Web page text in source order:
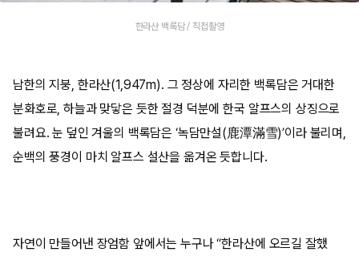
한라산 백록담 / 직접촬영
남한의 지붕, 한라산(1,947m). 그 정상에 자리한 백록담은 거대한
분화호로, 하늘과 맞닿은 듯한 절경 덕분에 한국 알프스의 상징으로
불려요. 눈 덮인 겨울의 백록담은 ‘녹담만설(鹿潭滿雪)’이라 불리며,
순백의 풍경이 마치 알프스 설산을 옮겨온 듯합니다.
자연이 만들어낸 장엄함 앞에서는 누구나 “한라산에 오르길 잘했